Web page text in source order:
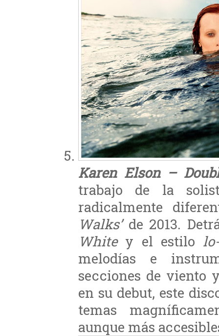
Karen Elson –
trabajo de la
radicalmente
Walks’de 2013.
Whitey el estilo
melodías e
secciones de viento
en su debut, este
temas
aunque más